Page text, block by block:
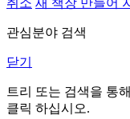
취소 새 책장 만들어
관심분야 검색
닫기
트리 또는 검색을 통
클릭 하십시오.